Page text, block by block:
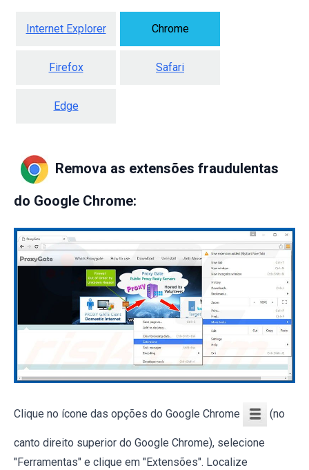
Internet Explorer Chrome
Firefox Safari
Edge
Remova as extensões fraudulentas
do Google Chrome:
Clique no ícone das opções do Google Chrome (no
canto direito superior do Google Chrome), selecione
"Ferramentas" e clique em "Extensões". Localize